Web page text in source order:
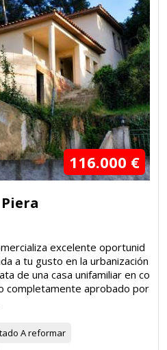
116.000 €
excelente oportunid
a tu gusto en la urbanización
de una casa unifamiliar en co
completamente aprobado por
A reformar